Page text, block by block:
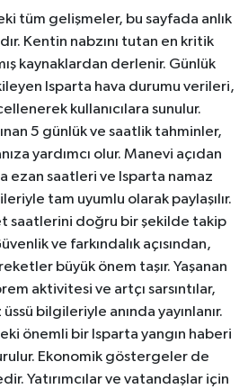
tüm gelişmeler, bu sayfada anlık
Kentin nabzını tutan en kritik
kaynaklardan derlenir. Günlük
Isparta hava durumu verileri,
kullanıcılara sunulur.
5 günlük ve saatlik tahminler,
yardımcı olur. Manevi açıdan
ezan saatleri ve Isparta namaz
tam uyumlu olarak paylaşılır.
saatlerini doğru bir şekilde takip
ve farkındalık açısından,
büyük önem taşır. Yaşanan
aktivitesi ve artçı sarsıntılar,
bilgileriyle anında yayınlanır.
önemli bir Isparta yangın haberi
Ekonomik göstergeler de
Yatırımcılar ve vatandaşlar için